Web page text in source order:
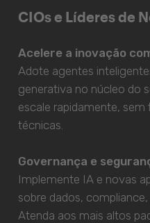
CIOs e Líderes de
Acelere a inovação
Adote agentes
generativa no núcleo do
escale rapidamente, sem
técnicas.
Governança e
Implemente IA e novas
sobre dados,
Atenda aos mais altos